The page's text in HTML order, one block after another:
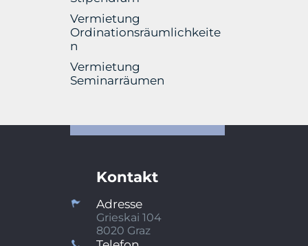
Vermietung
Ordinationsräumlichkeite
n
Vermietung
Seminarräumen
Kontakt
Adresse
Grieskai 104
8020 Graz